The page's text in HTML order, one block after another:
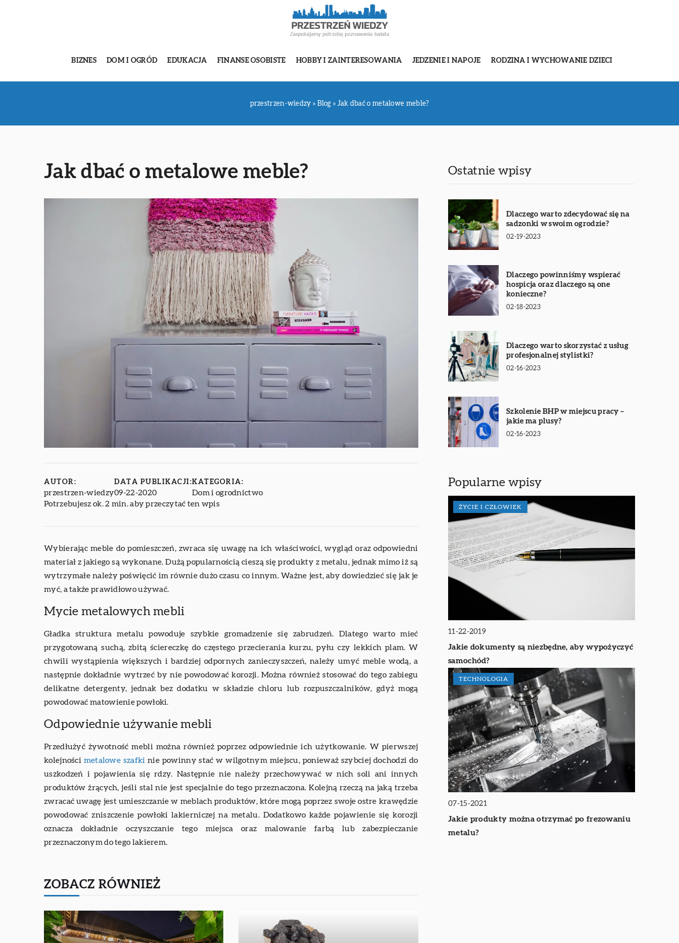
BIZNES DOM I OGRÓD EDUKACJA FINANSE OSOBISTE HOBBY I ZAINTERESOWANIA JEDZENIE I NAPOJE RODZINA I WYCHOWANIE DZIECI
przestrzen-wiedzy » Blog » Jak dbać o metalowe meble?
Jak dbać o metalowe meble?
AUTOR:
przestrzen-wiedzy
DATA PUBLIKACJI:
09-22-2020
KATEGORIA:
Dom i ogrodnictwo
Potrzebujesz ok. 2 min. aby przeczytać ten wpis
Wybierając meble do pomieszczeń, zwraca się uwagę na ich właściwości, wygląd oraz odpowiedni
materiał z jakiego są wykonane. Dużą popularnością cieszą się produkty z metalu, jednak mimo iż są
wytrzymałe należy poświęcić im równie dużo czasu co innym. Ważne jest, aby dowiedzieć się jak je
myć, a także prawidłowo używać.
Mycie metalowych mebli
Gładka struktura metalu powoduje szybkie gromadzenie się zabrudzeń. Dlatego warto mieć
przygotowaną suchą, zbitą ściereczkę do częstego przecierania kurzu, pyłu czy lekkich plam. W
chwili wystąpienia większych i bardziej odpornych zanieczyszczeń, należy umyć meble wodą, a
następnie dokładnie wytrzeć by nie powodować korozji. Można również stosować do tego zabiegu
delikatne detergenty, jednak bez dodatku w składzie chloru lub rozpuszczalników, gdyż mogą
powodować matowienie powłoki.
Odpowiednie używanie mebli
Przedłużyć żywotność mebli można również poprzez odpowiednie ich użytkowanie. W pierwszej
kolejności metalowe szafki nie powinny stać w wilgotnym miejscu, ponieważ szybciej dochodzi do
uszkodzeń i pojawienia się rdzy. Następnie nie należy przechowywać w nich soli ani innych
produktów żrących, jeśli stal nie jest specjalnie do tego przeznaczona. Kolejną rzeczą na jaką trzeba
zwracać uwagę jest umieszczanie w meblach produktów, które mogą poprzez swoje ostre krawędzie
powodować zniszczenie powłoki lakierniczej na metalu. Dodatkowo każde pojawienie się korozji
oznacza dokładnie oczyszczanie tego miejsca oraz malowanie farbą lub zabezpieczanie
przeznaczonym do tego lakierem.
ZOBACZ RÓWNIEŻ
Ostatnie wpisy
Dlaczego warto zdecydować się na
sadzonki w swoim ogrodzie?
02-19-2023
Dlaczego powinniśmy wspierać
hospicja oraz dlaczego są one
konieczne?
02-18-2023
Dlaczego warto skorzystać z usług
profesjonalnej stylistki?
02-16-2023
Szkolenie BHP w miejscu pracy –
jakie ma plusy?
02-16-2023
Popularne wpisy
ŻYCIE I CZŁOWIEK
11-22-2019
Jakie dokumenty są niezbędne, aby wypożyczyć
samochód?
TECHNOLOGIA
07-15-2021
Jakie produkty można otrzymać po frezowaniu
metalu?